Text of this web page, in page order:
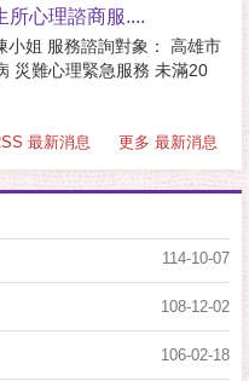
所心理諮商服....
姐 服務諮詢對象： 高雄市
災難心理緊急服務 未滿20
最新消息 更多 最新消息
114-10-07
108-12-02
106-02-18